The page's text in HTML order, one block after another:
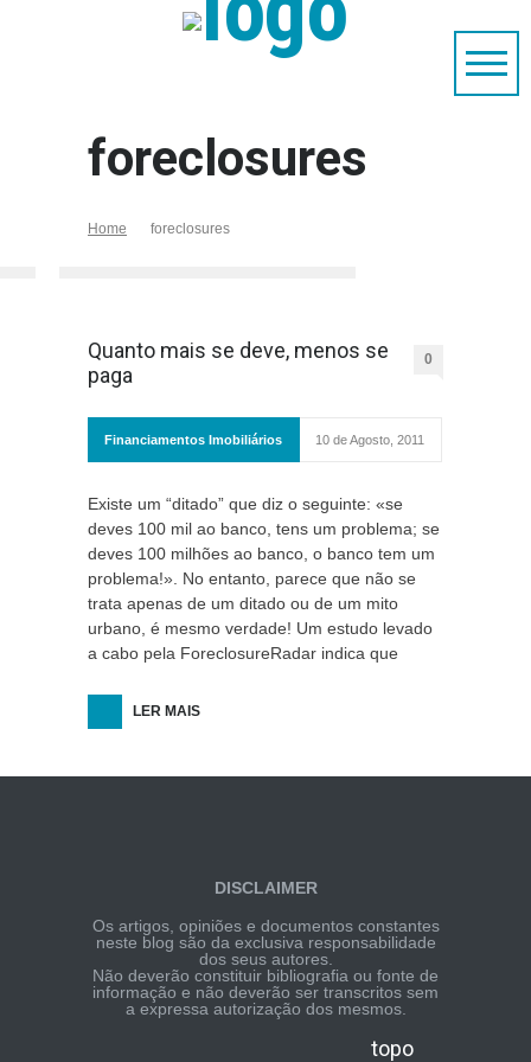
foreclosures
Home foreclosures
Quanto mais se deve, menos se
paga
0
Financiamentos Imobiliários 10 de Agosto, 2011
Existe um “ditado” que diz o seguinte: «se
deves 100 mil ao banco, tens um problema; se
deves 100 milhões ao banco, o banco tem um
problema!». No entanto, parece que não se
trata apenas de um ditado ou de um mito
urbano, é mesmo verdade! Um estudo levado
a cabo pela ForeclosureRadar indica que
LER MAIS
DISCLAIMER
Os artigos, opiniões e documentos constantes
neste blog são da exclusiva responsabilidade
dos seus autores.
Não deverão constituir bibliografia ou fonte de
informação e não deverão ser transcritos sem
a expressa autorização dos mesmos.
topo